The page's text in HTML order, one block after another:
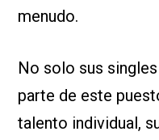
menudo.
No solo sus
parte de este
talento individual,